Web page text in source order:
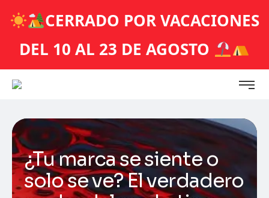
CERRADO POR VACACIONES
DEL 10 AL 23 DE AGOSTO
¿Tu marca se siente o
solo se ve? El verdadero